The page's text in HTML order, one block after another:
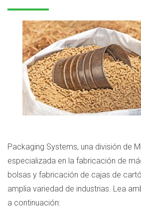
Packaging Systems, una división de
especializada en la fabricación de
bolsas y fabricación de cajas de
amplia variedad de industrias. Lea
a continuación: